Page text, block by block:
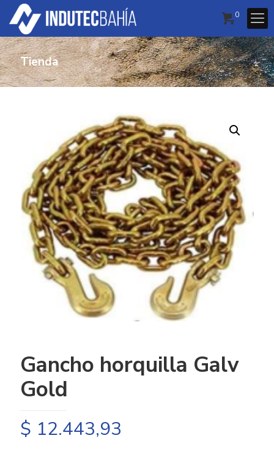
0
Tienda
Gancho horquilla Galv
Gold
$ 12.443,93